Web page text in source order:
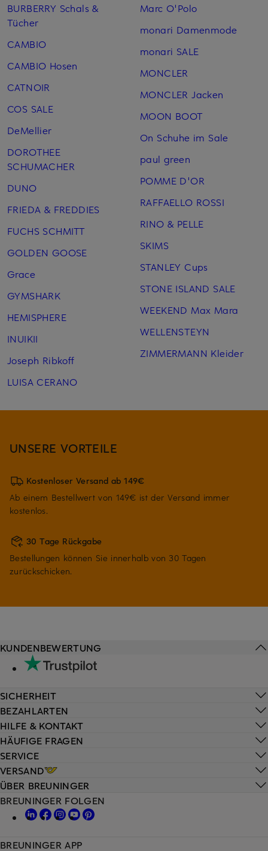
BURBERRY Schals &
Tücher
CAMBIO
CAMBIO Hosen
CATNOIR
COS SALE
DeMellier
DOROTHEE
SCHUMACHER
DUNO
FRIEDA & FREDDIES
FUCHS SCHMITT
GOLDEN GOOSE
Grace
GYMSHARK
HEMISPHERE
INUIKII
Joseph Ribkoff
LUISA CERANO
Marc O'Polo
monari Damenmode
monari SALE
MONCLER
MONCLER Jacken
MOON BOOT
On Schuhe im Sale
paul green
POMME D'OR
RAFFAELLO ROSSI
RINO & PELLE
SKIMS
STANLEY Cups
STONE ISLAND SALE
WEEKEND Max Mara
WELLENSTEYN
ZIMMERMANN Kleider
UNSERE VORTEILE
Kostenloser Versand ab 149€
Ab einem Bestellwert von 149€ ist der Versand immer
kostenlos.
30 Tage Rückgabe
Bestellungen können Sie innerhalb von 30 Tagen
zurückschicken.
HILFE & KONTAKT
HÄUFIGE FRAGEN
SERVICE
VERSAND
KUNDENBEWERTUNG
SICHERHEIT
BEZAHLARTEN
ÜBER BREUNINGER
BREUNINGER FOLGEN
BREUNINGER APP